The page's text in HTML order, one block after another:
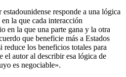
responde a una lógica
la que cada interacción
en la que una parte gana y la otra
que beneficie más a Estados
los beneficios totales para
el autor al describir esa lógica de
es negociable».